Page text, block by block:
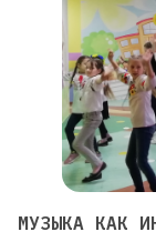
МУЗЫКА КАК